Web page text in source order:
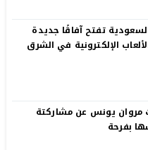
تفتح آفاقًا جديدة
الإلكترونية في الشرق
مروان يونس عن مشاركتة
بفرحة